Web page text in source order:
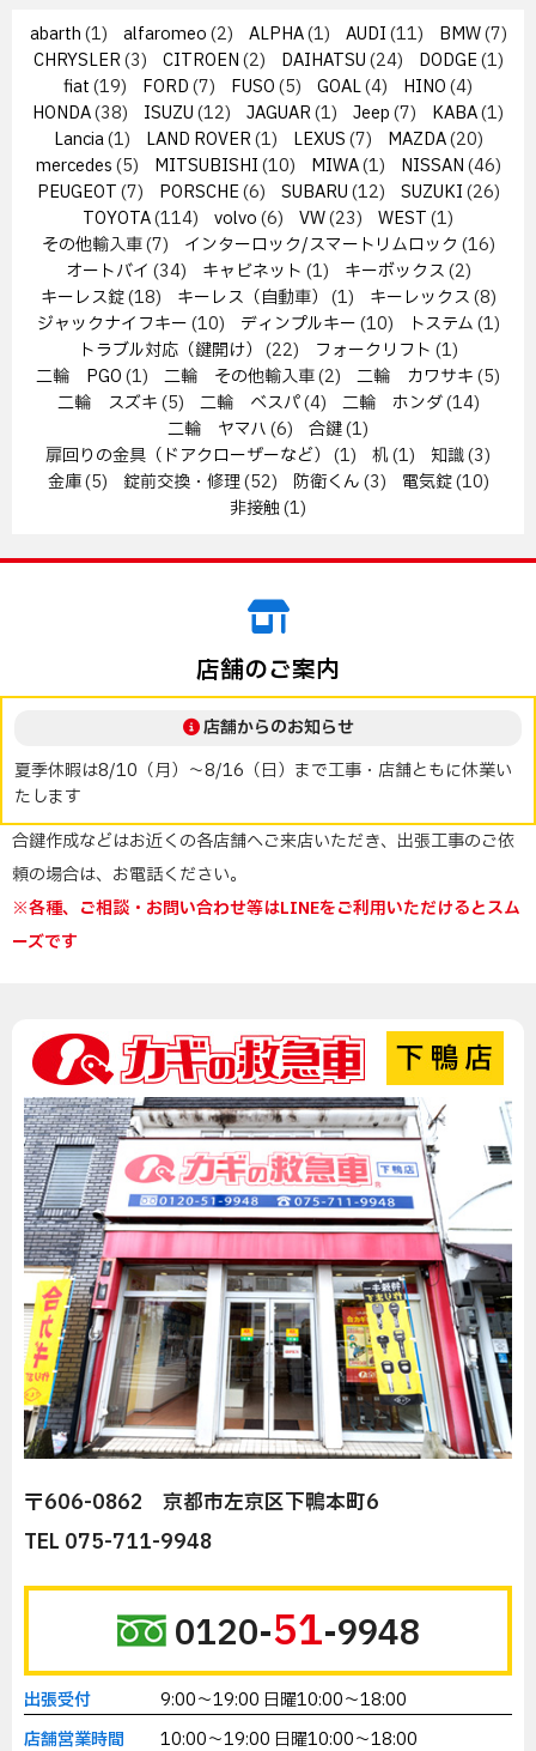
abarth(1) alfaromeo(2) ALPHA(1) AUDI(11) BMW(7)
CHRYSLER(3) CITROEN(2) DAIHATSU(24) DODGE(1)
fiat(19) FORD(7) FUSO(5) GOAL(4) HINO(4)
HONDA(38) ISUZU(12) JAGUAR(1) Jeep(7) KABA(1)
Lancia(1) LAND ROVER(1) LEXUS(7) MAZDA(20)
mercedes(5) MITSUBISHI(10) MIWA(1) NISSAN(46)
PEUGEOT(7) PORSCHE(6) SUBARU(12) SUZUKI(26)
TOYOTA(114) volvo(6) VW(23) WEST(1)
その他輸入車(7) インターロック/スマートリムロック (16)
オートバイ (34) キャビネット (1) キーボックス(2)
キーレス錠(18) キーレス（自動車） (1) キーレックス(8)
ジャックナイフキー(10) ディンプルキー(10) トステム(1)
トラブル対応（鍵開け） (22) フォークリフト (1)
二輪 PGO(1) 二輪 その他輸入車(2) 二輪 カワサキ(5)
二輪 スズキ(5) 二輪 ベスパ(4) 二輪 ホンダ(14)
二輪 ヤマハ(6) 合鍵(1)
扉回りの金具（ドアクローザーなど） (1) 机(1) 知識(3)
金庫(5) 錠前交換・修理(52) 防衛くん(3) 電気錠(10)
非接触(1)
店舗のご案内
店舗からのお知らせ
夏季休暇は8/10（月）～8/16（日）まで工事・店舗ともに休業い
たします
合鍵作成などはお近くの各店舗へご来店いただき、出張工事のご依
頼の場合は、お電話ください。
※各種、ご相談・お問い合わせ等はLINEをご利用いただけるとスム
ーズです
〒606-0862 京都市左京区下鴨本町6
TEL 075-711-9948
0120-51-9948
出張受付
9:00～19:00 日曜10:00～18:00
店舗営業時間
10:00～19:00 日曜10:00～18:00